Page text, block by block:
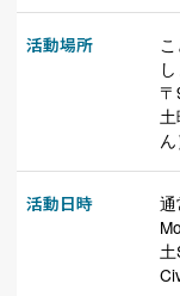
活動場所
活動日時